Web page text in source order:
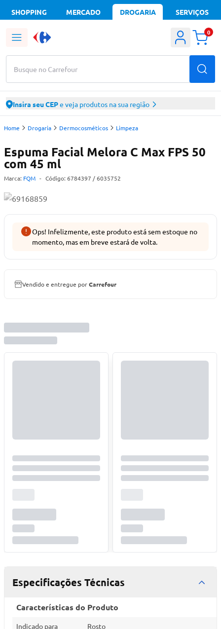
SHOPPING MERCADO DROGARIA SERVIÇOS
Busque no Carrefour
0
Insira seu CEPe veja produtos na sua região
Home Drogaria Dermocosméticos Limpeza
Espuma Facial Melora C Max FPS 50
com 45 ml
Marca: FQM - Código: 6784397 / 6035752
Ops! Infelizmente, este produto está sem estoque no
momento, mas em breve estará de volta.
Vendido e entregue porCarrefour
Especificações Técnicas
Características do Produto
Indicado para Rosto